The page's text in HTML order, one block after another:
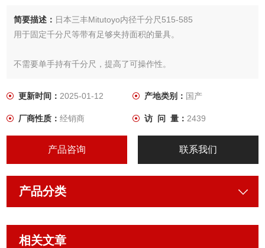
简要描述： 日本三丰Mitutoyo内径千分尺515-585
用于固定千分尺等带有足够夹持面积的量具。
不需要单手持有千分尺，提高了可操作性。
同时，温度变化不受体温影响，可以实现稳
定测量
更新时间：2025-01-12 产地类别： 国产
厂商性质：经销商 访 问 量： 2439
产品咨询 联系我们
产品分类
相关文章